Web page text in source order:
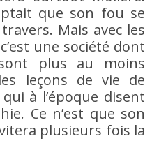
que son fou se
Mais avec les
une société dont
plus au moins
leçons de vie de
à l’époque disent
Ce n’est que son
plusieurs fois la